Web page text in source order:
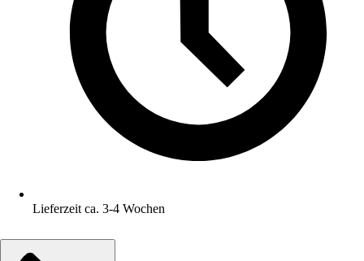
Lieferzeit ca. 3-4 Wochen